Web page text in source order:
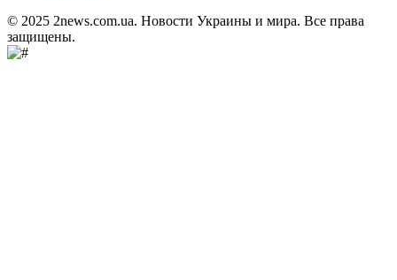
© 2025 2news.com.ua. Новости Украины и мира. Все права
защищены.